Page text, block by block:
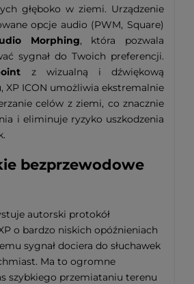
głęboko w ziemi. Urządzenie
opcje audio (PWM, Square)
Morphing, która pozwala
sygnał do Twoich preferencji.
z wizualną i dźwiękową
XP ICON umożliwia ekstremalnie
celów z ziemi, co znacznie
i eliminuje ryzyko uszkodzenia
bezprzewodowe
autorski protokół
o bardzo niskich opóźnieniach
sygnał dociera do słuchawek
Ma to ogromne
szybkiego przemiataniu terenu